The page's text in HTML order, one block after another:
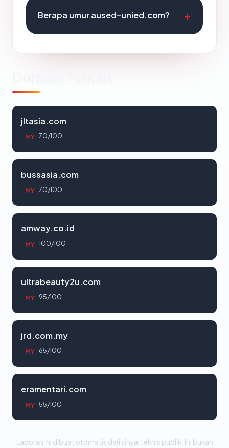
Berapa umur aused-unied.com?
jltasia.com
MY 70/100
bussasia.com
MY 70/100
amway.co.id
MY 100/100
ultrabeauty2u.com
MY 95/100
jrd.com.my
MY 65/100
eramentari.com
MY 55/100
Laporan ini dibuat otomatis dari sinyal teknis publik. Ini bukan